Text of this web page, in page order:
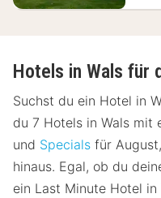
Hotels in Wals für
Suchst du ein Hotel in
du 7 Hotels in Wals mit
und Specials für
hinaus. Egal, ob du
ein Last Minute Hotel